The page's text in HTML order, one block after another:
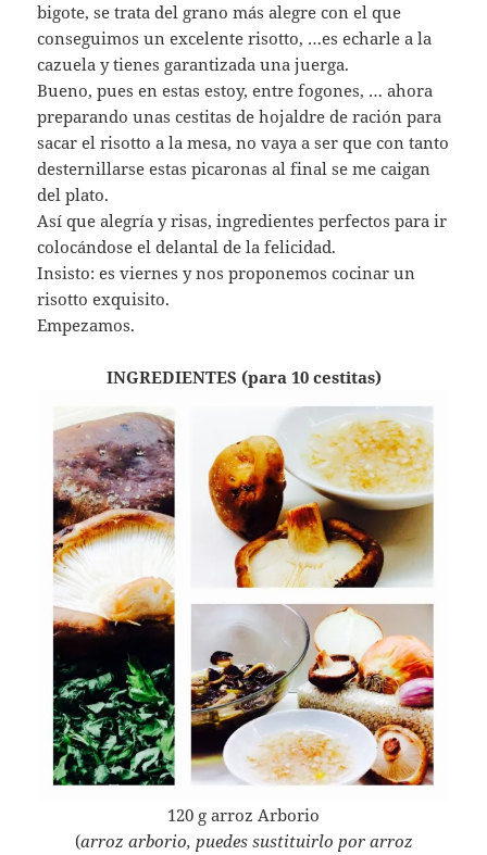
bigote, se trata del grano más alegre con el que
conseguimos un excelente risotto, …es echarle a la
cazuela y tienes garantizada una juerga.
Bueno, pues en estas estoy, entre fogones, … ahora
preparando unas cestitas de hojaldre de ración para
sacar el risotto a la mesa, no vaya a ser que con tanto
desternillarse estas picaronas al final se me caigan
del plato.
Así que alegría y risas, ingredientes perfectos para ir
colocándose el delantal de la felicidad.
Insisto: es viernes y nos proponemos cocinar un
risotto exquisito.
Empezamos.
INGREDIENTES (para 10 cestitas)
120 g arroz Arborio
(arroz arborio, puedes sustituirlo por arroz